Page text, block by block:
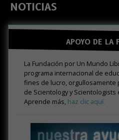
NOTICIAS
APOYO DE LA
La Fundación por Un Mundo
programa internacional de
fines de lucro, orgullosamente
de Scientology y
Aprende más, haz clic aquí.